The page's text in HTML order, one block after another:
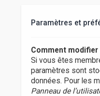
Paramètres et
Comment
Si vous êtes
paramètres sont
données. Pour les
Panneau de